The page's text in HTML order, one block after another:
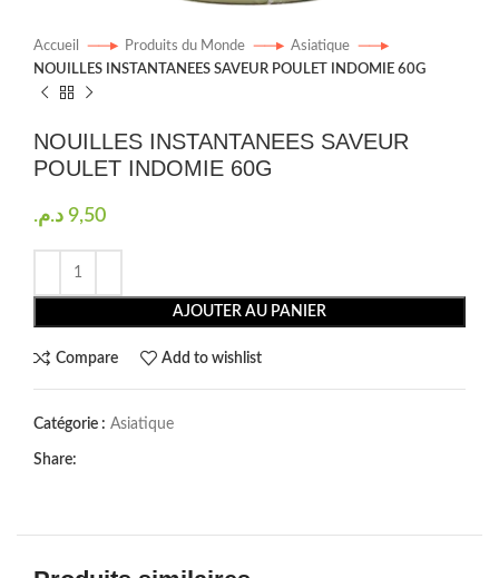
Accueil Produits du Monde
Asiatique
NOUILLES INSTANTANEES SAVEUR POULET INDOMIE 60G
NOUILLES INSTANTANEES SAVEUR
POULET INDOMIE 60G
9,50 د.م.
AJOUTER AU PANIER
Compare Add to wishlist
Catégorie : Asiatique
Share: